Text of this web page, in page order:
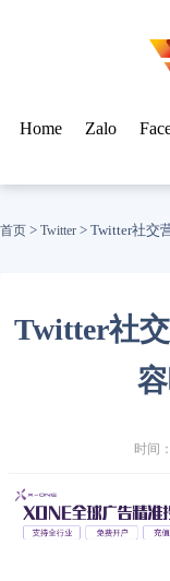
Home Zalo
首页 > Twitter > Twitter社交
Twitter社
时间